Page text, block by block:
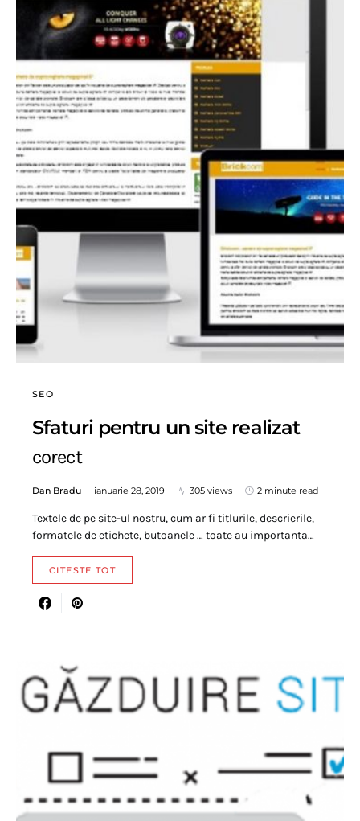
SEO
Sfaturi pentru un site realizat
corect
Dan Bradu ianuarie 28, 2019 305 views 2 minute read
Textele de pe site-ul nostru, cum ar fi titlurile, descrierile,
formatele de etichete, butoanele … toate au importanta…
CITESTE TOT